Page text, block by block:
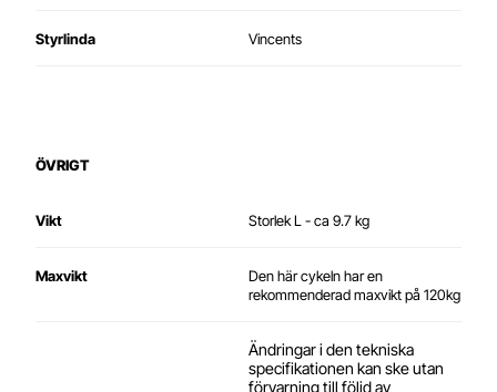
Styrlinda Vincents
ÖVRIGT
Vikt Storlek L - ca 9.7 kg
Maxvikt
Den här cykeln har en
rekommenderad maxvikt på 120kg
Ändringar i den tekniska
specifikationen kan ske utan
förvarning till följd av